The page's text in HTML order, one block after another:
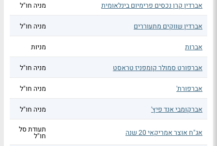
אברדין קרן נכסים פרימיום בינלאומית
מניה חו"ל
אברדין שווקים מתעוררים מניה חו"ל
אברות מניות
אברפורט סמולר קומפניז טראסט מניה חו"ל
אברפורת' מניה חו"ל
אברקומבי אנד פיץ' מניה חו"ל
אג"ח אוצר אמריקאי 20 שנה תעודת סל
חו"ל